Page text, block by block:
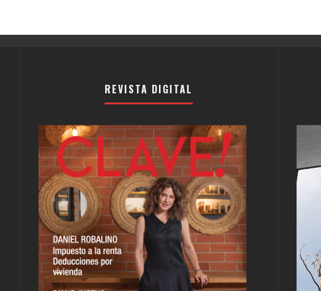
REVISTA DIGITAL